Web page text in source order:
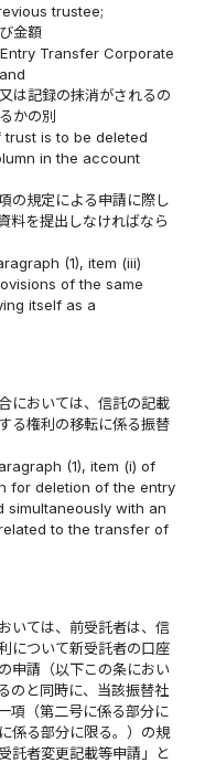
trustee;
金額
Transfer Corporate
は記録の抹消がされるの
かの別
is to be deleted
in the account
の規定による申請に際し
料を提出しなければなら
(1), item (iii)
of the same
itself as a
においては、信託の記載
る権利の移転に係る振替
(1), item (i) of
for deletion of the entry
simultaneously with an
to the transfer of
いては、前受託者は、信
について新受託者の口座
申請（以下この条におい
のと同時に、当該振替社
項（第二号に係る部分に
係る部分に限る。）の規
託者変更記載等申請」と